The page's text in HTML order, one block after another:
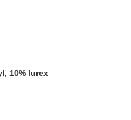
10% lurex